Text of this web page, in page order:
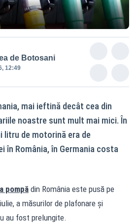
de Botosani
12:49
mai ieftină decât cea din
noastre sunt mult mai mici. În
litru de motorină era de
în România, în Germania costa
pompă din România este pusă pe
a măsurilor de plafonare și
au fost prelungite.